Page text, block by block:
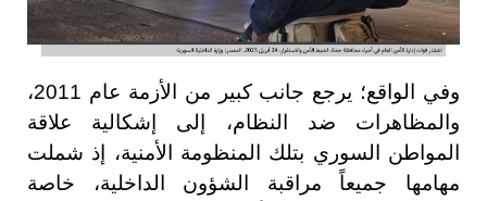
وفي الواقع؛ يرجع جانب كبير من الأزمة عام 2011،
والمظاهرات ضد النظام، إلى إشكالية علاقة
المواطن السوري بتلك المنظومة الأمنية، إذ شملت
مهامها جميعاً مراقبة الشؤون الداخلية، خاصة